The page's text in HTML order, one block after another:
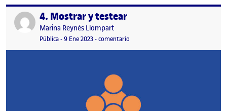
Publicado por4. Mostrar y testear
Publicado por
Marina Reynés Llompart
Visibilidad:
Pública-Fecha de publicación
9 Ene 2023-comentario